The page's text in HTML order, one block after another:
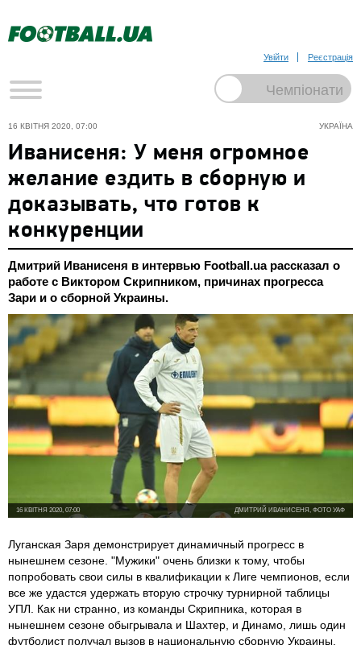
Увійти Реєстрація
УКРАЇНА
16 КВІТНЯ 2020, 07:00
Иванисеня: У меня огромное
желание ездить в сборную и
доказывать, что готов к
конкуренции
Дмитрий Иванисеня в интервью Football.ua рассказал о
работе с Виктором Скрипником, причинах прогресса
Зари и о сборной Украины.
ДМИТРИЙ ИВАНИСЕНЯ, ФОТО УАФ
16 КВІТНЯ 2020, 07:00
Луганская Заря демонстрирует динамичный прогресс в
нынешнем сезоне. "Мужики" очень близки к тому, чтобы
попробовать свои силы в квалификации к Лиге чемпионов, если
все же удастся удержать вторую строчку турнирной таблицы
УПЛ. Как ни странно, из команды Скрипника, которая в
нынешнем сезоне обыгрывала и Шахтер, и Динамо, лишь один
футболист получал вызов в национальную сборную Украины.